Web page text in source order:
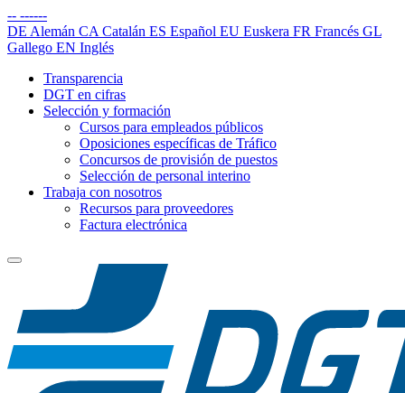
-- ------
DE Alemán CA Catalán ES Español EU Euskera FR Francés GL
Gallego EN Inglés
Transparencia
DGT en cifras
Selección y formación
Cursos para empleados públicos
Oposiciones específicas de Tráfico
Concursos de provisión de puestos
Selección de personal interino
Trabaja con nosotros
Recursos para proveedores
Factura electrónica